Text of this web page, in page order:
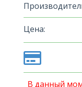
Цена:
В данный